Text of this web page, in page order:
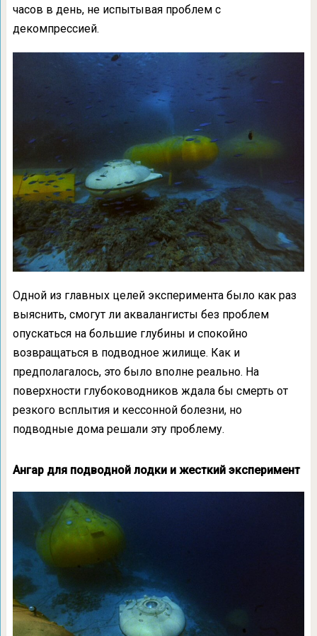
часов в день, не испытывая проблем с
декомпрессией.
Одной из главных целей эксперимента было как раз
выяснить, смогут ли аквалангисты без проблем
опускаться на большие глубины и спокойно
возвращаться в подводное жилище. Как и
предполагалось, это было вполне реально. На
поверхности глубоководников ждала бы смерть от
резкого всплытия и кессонной болезни, но
подводные дома решали эту проблему.
Ангар для подводной лодки и жесткий эксперимент